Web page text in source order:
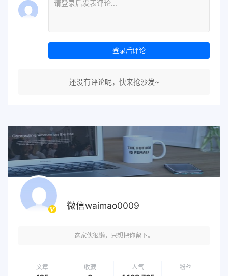
登录后评论
还没有评论呢，快来抢沙发~
微信waimao0009
这家伙很懒，只想把你留下。
文章 收藏 人气 粉丝